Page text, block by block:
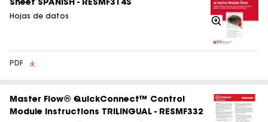
Sheet SPANISH - RESMF314S
Hojas de datos Acercarse
PDF
Master Flow® QuickConnect™ Control
Module Instructions TRILINGUAL - RESMF332